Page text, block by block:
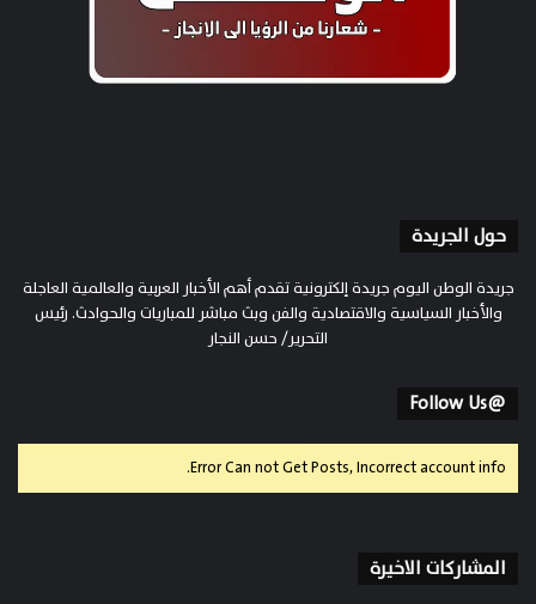
حول الجريدة
جريدة الوطن اليوم جريدة إلكترونية تقدم أهم الأخبار العربية والعالمية العاجلة
والأخبار السياسية والاقتصادية والفن وبث مباشر للمباريات والحوادث. رئيس
التحرير/ حسن النجار
@Follow Us
Error Can not Get Posts, Incorrect account info.
المشاركات الاخيرة